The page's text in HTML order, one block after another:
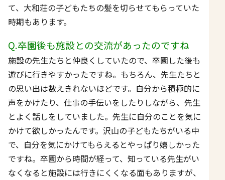
て、大和荘の子どもたちの髪を切らせてもらっていた
時期もあります。
Q.卒園後も施設との交流があったのですね
施設の先生たちと仲良くしていたので、卒園した後も
遊びに行きやすかったですね。もちろん、先生たちと
の思い出は数えきれないほどです。自分から積極的に
声をかけたり、仕事の手伝いをしたりしながら、先生
とよく話しをしていました。先生に自分のことを気に
かけて欲しかったんです。沢山の子どもたちがいる中
で、自分を気にかけてもらえるとやっぱり嬉しかった
ですね。卒園から時間が経って、知っている先生がい
なくなると施設には行きにくくなる面もありますが、